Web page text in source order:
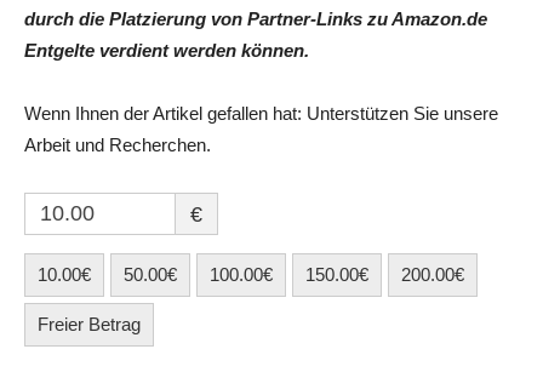
durch die Platzierung von Partner-Links zu Amazon.de
Entgelte verdient werden können.
Wenn Ihnen der Artikel gefallen hat: Unterstützen Sie unsere
Arbeit und Recherchen.
€
10.00€ 50.00€ 100.00€ 150.00€ 200.00€
Freier Betrag